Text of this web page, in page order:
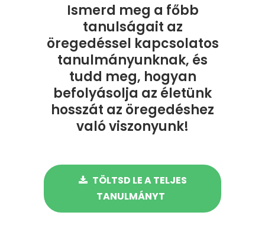
Ismerd meg a főbb
tanulságait az
öregedéssel kapcsolatos
tanulmányunknak, és
tudd meg, hogyan
befolyásolja az életünk
hosszát az öregedéshez
való viszonyunk!
TÖLTSD LE A TELJES
TANULMÁNYT